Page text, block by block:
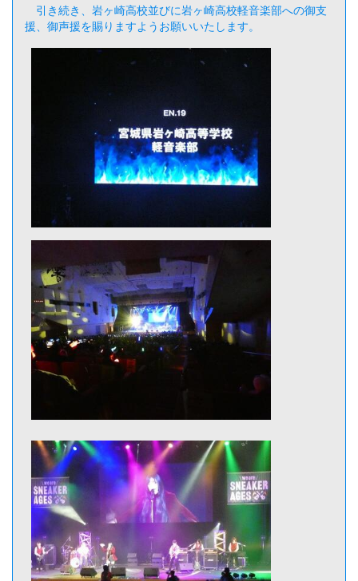
引き続き、岩ヶ崎高校並びに岩ヶ崎高校軽音楽部への御支
援、御声援を賜りますようお願いいたします。